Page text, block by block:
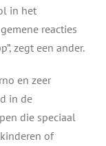
in het
reacties
zegt een ander.
en zeer
in de
die speciaal
of